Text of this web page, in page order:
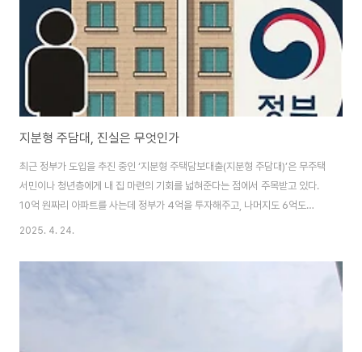
지분형 주담대, 진실은 무엇인가
최근 정부가 도입을 추진 중인 ‘지분형 주택담보대출(지분형 주담대)’은 무주택
서민이나 청년층에게 내 집 마련의 기회를 넓혀준다는 점에서 주목받고 있다.
10억 원짜리 아파트를 사는데 정부가 4억을 투자해주고, 나머지도 6억도
70%를 대출로 충당하면 매수자는 1억 8천만 원만 있어도 내 집을 가질 수 있
이 제도가 시간이 지나면 어떤 방향으로 사회를 바꿔놓을지 생각해 보면, 꼭 장
2025. 4. 24.